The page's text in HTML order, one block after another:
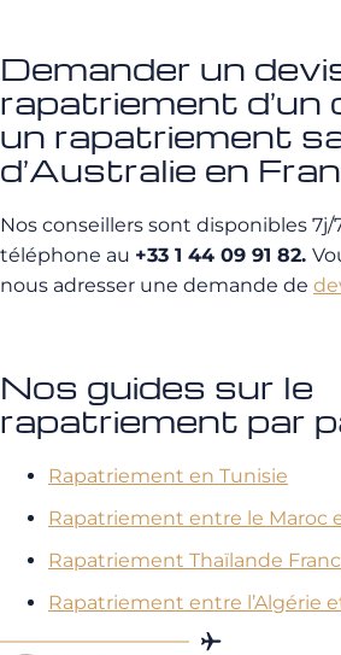
Demander un
rapatriement d’un
un rapatriement
d’Australie en
Nos conseillers sont disponibles 7j/
téléphone au +33 1 44 09 91 82.
nous adresser une demande de
Nos guides sur le
rapatriement par
Rapatriement en Tunisie
Rapatriement entre le Maroc
Rapatriement Thaïlande
Rapatriement entre l’Algérie